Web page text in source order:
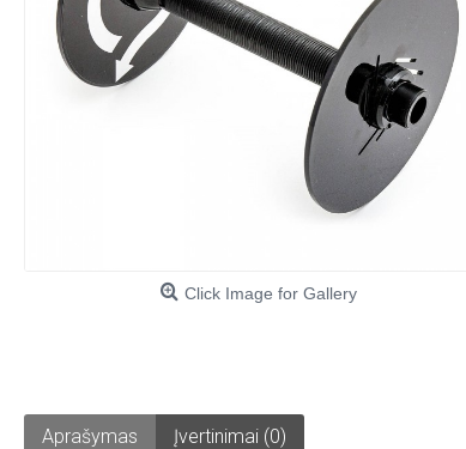
Click Image for Gallery
Aprašymas Įvertinimai (0)